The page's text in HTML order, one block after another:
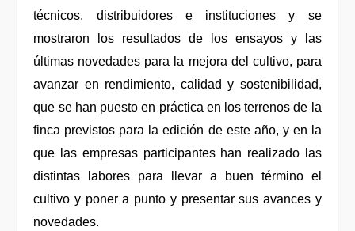
técnicos, distribuidores e instituciones y se
mostraron los resultados de los ensayos y las
últimas novedades para la mejora del cultivo, para
avanzar en rendimiento, calidad y sostenibilidad,
que se han puesto en práctica en los terrenos de la
finca previstos para la edición de este año, y en la
que las empresas participantes han realizado las
distintas labores para llevar a buen término el
cultivo y poner a punto y presentar sus avances y
novedades.